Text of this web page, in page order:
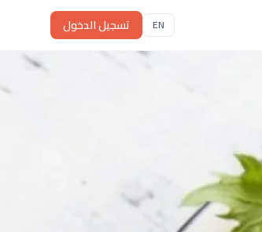
EN تسجيل الدخول